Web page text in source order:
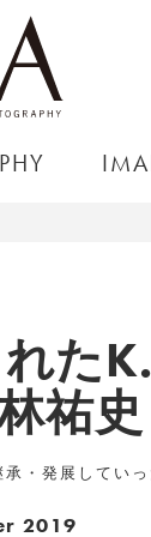
た
祐史
・発展していっ
2019